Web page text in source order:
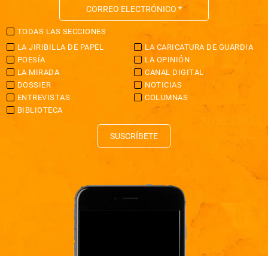
TODAS LAS SECCIONES
LA JIRIBILLA DE PAPEL
LA CARICATURA DE GUARDIA
POESÍA
LA OPINIÓN
LA MIRADA
CANAL DIGITAL
DOSSIER
NOTICIAS
ENTREVISTAS
COLUMNAS
BIBLIOTECA
SUSCRÍBETE